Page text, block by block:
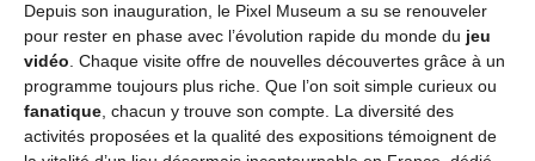
Depuis son inauguration, le Pixel Museum a su se renouveler
pour rester en phase avec l’évolution rapide du monde du jeu
vidéo. Chaque visite offre de nouvelles découvertes grâce à un
programme toujours plus riche. Que l’on soit simple curieux ou
fanatique, chacun y trouve son compte. La diversité des
activités proposées et la qualité des expositions témoignent de